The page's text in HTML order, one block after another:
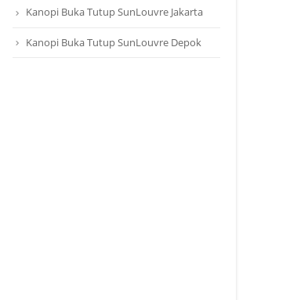
Kanopi Buka Tutup SunLouvre Jakarta
Kanopi Buka Tutup SunLouvre Depok